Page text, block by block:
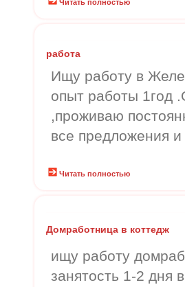
Читать полностью
работа
Ищу работу в
опыт работы 1год
,проживаю
все предложения и
Читать полностью
Домработница в коттедж
ищу работу
занятость 1-2 дня